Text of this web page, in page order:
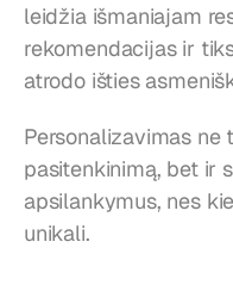
leidžia išmaniajam
rekomendacijas ir
atrodo išties
Personalizavimas ne
pasitenkinimą, bet ir
apsilankymus, nes
unikali.